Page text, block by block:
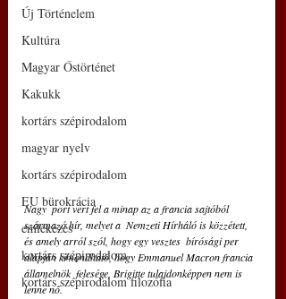
Új Történelem
Kultúra
Magyar Őstörténet
Kakukk
kortárs szépirodalom
magyar nyelv
kortárs szépirodalom
EU bürokrácia
emlékezés
kortárs szépirodalom
kortárs szépirodalom filozófia
Nagy  port vert fel a minap az a francia sajtóból
származó hír, melyet a  Nemzeti Hírháló is közzétett,
és amely arról szól, hogy egy vesztes  bírósági per
alapján kimondható, hogy Emmanuel Macron francia
államelnök  felesége, Brigitte tulajdonképpen nem is
lenne nő.